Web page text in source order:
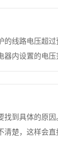
的线路电压超
内设置的电
在投入使用前
到具体的原因
楚，这样会